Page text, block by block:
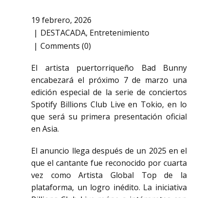
19 febrero, 2026
DESTACADA, Entretenimiento
Comments (0)
El artista puertorriqueño Bad Bunny
encabezará el próximo 7 de marzo una
edición especial de la serie de conciertos
Spotify Billions Club Live en Tokio, en lo
que será su primera presentación oficial
en Asia.
El anuncio llega después de un 2025 en el
que el cantante fue reconocido por cuarta
vez como Artista Global Top de la
plataforma, un logro inédito. La iniciativa